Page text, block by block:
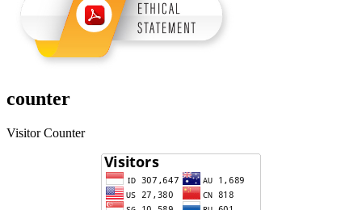
counter
Visitor Counter